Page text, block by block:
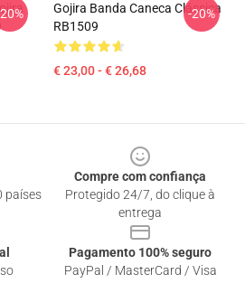
Gojira Banda Caneca Clássica
RB1509
€ 23,00 - € 26,68
-20%
países
Compre com confiança
Protegido 24/7, do clique à
entrega
Pagamento 100% seguro
PayPal / MasterCard / Visa